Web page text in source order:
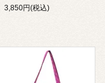
3,850円(税込)